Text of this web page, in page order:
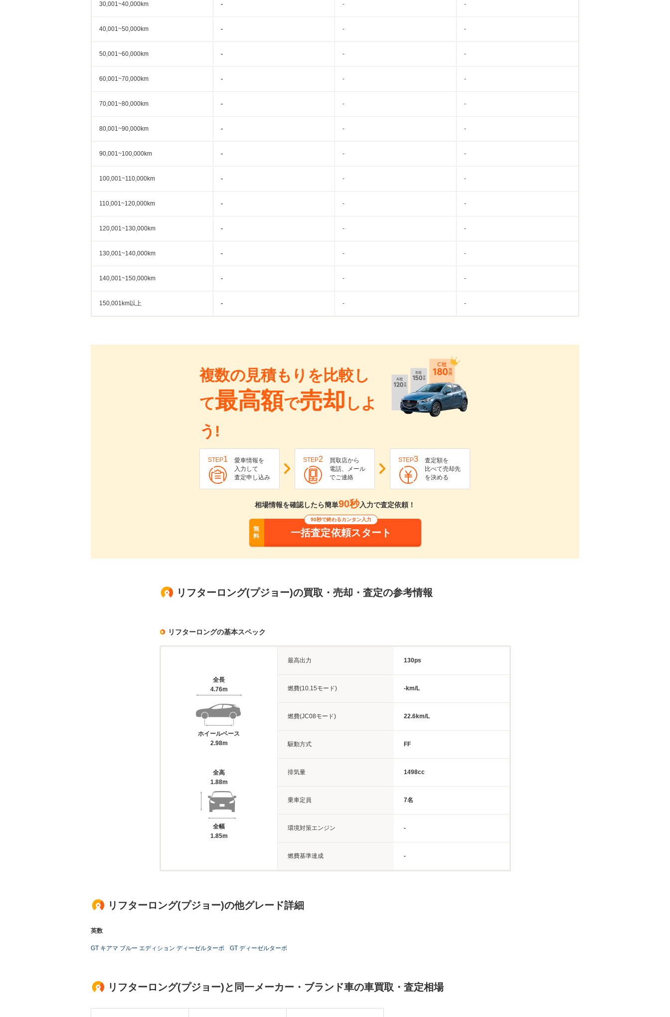
30,001~40,000km - - -
40,001~50,000km - - -
50,001~60,000km - - -
60,001~70,000km - - -
70,001~80,000km - - -
80,001~90,000km - - -
90,001~100,000km - - -
100,001~110,000km - - -
110,001~120,000km - - -
120,001~130,000km - - -
130,001~140,000km - - -
140,001~150,000km - - -
150,001km以上 - - -
複数の見積もりを比較し
て最高額で売却 しよ
う!
STEP1
愛車情報を
入力して
査定申し込み
STEP2
買取店から
電話、メール
でご連絡
STEP3
査定額を
比べて売却先
を決める
相場情報を確認したら簡単90秒入力で査定依頼！
無
料
90秒で終わるカンタン入力
一括査定依頼スタート
リフターロング(プジョー)の買取・売却・査定の参考情報
リフターロングの基本スペック
全長
4.76m
ホイールベース
2.98m
全高
1.88m
全幅
1.85m
最高出力 130ps
燃費(10.15モード) -km/L
燃費(JC08モード) 22.6km/L
駆動方式 FF
排気量 1498cc
乗車定員 7名
環境対策エンジン -
燃費基準達成 -
リフターロング(プジョー)の他グレード詳細
英数
GT キアマ ブルー エディション ディーゼルターボ GT ディーゼルターボ
リフターロング(プジョー)と同一メーカー・ブランド車の車買取・査定相場